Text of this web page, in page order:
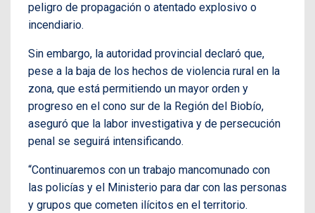
peligro de propagación o atentado explosivo o
incendiario.
Sin embargo, la autoridad provincial declaró que,
pese a la baja de los hechos de violencia rural en la
zona, que está permitiendo un mayor orden y
progreso en el cono sur de la Región del Biobío,
aseguró que la labor investigativa y de persecución
penal se seguirá intensificando.
“Continuaremos con un trabajo mancomunado con
las policías y el Ministerio para dar con las personas
y grupos que cometen ilícitos en el territorio.